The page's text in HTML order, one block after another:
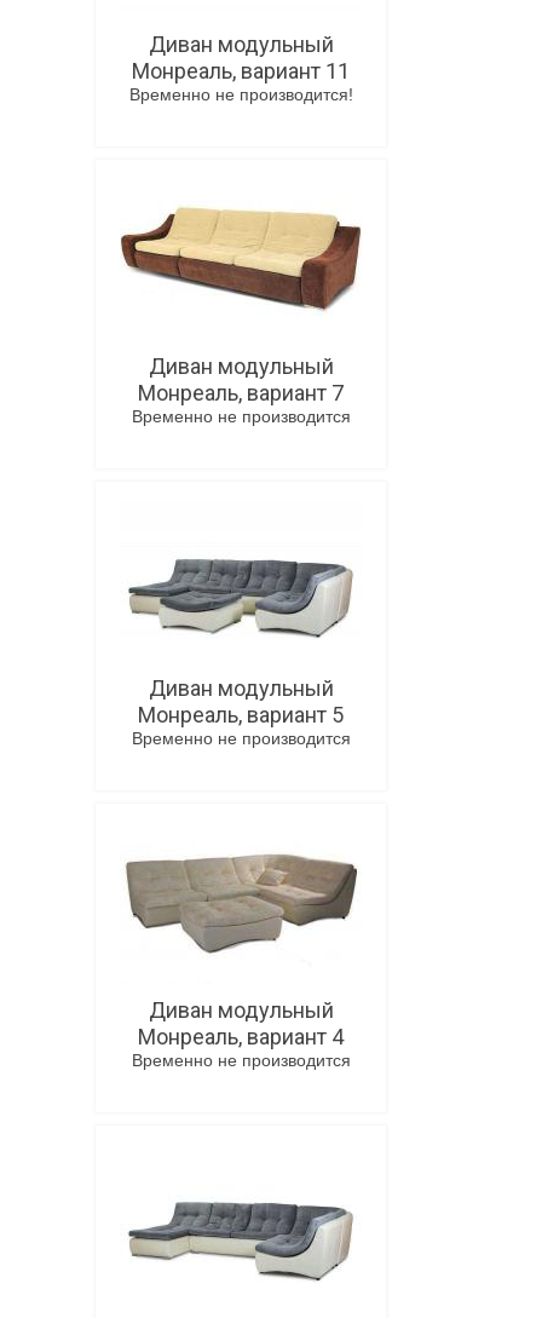
Диван модульный
Монреаль, вариант 11
Временно не производится!
Диван модульный
Монреаль, вариант 7
Временно не производится
Диван модульный
Монреаль, вариант 5
Временно не производится
Диван модульный
Монреаль, вариант 4
Временно не производится